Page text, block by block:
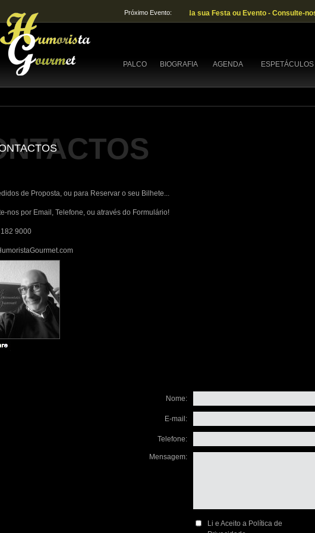
Próximo Evento: Na sua Festa ou Evento - Consulte-nos!
PALCO BIOGRAFIA AGENDA ESPETÁCULOS
de Proposta, ou para Reservar o seu Bilhete...
nos por Email, Telefone, ou através do Formulário!
9000
Nome:
E-mail:
Telefone:
Mensagem:
Li e Aceito a Política de